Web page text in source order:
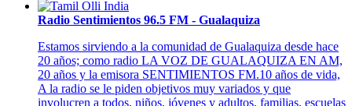
Radio Sentimientos 96.5 FM - Gualaquiza
Estamos sirviendo a la comunidad de Gualaquiza desde hace
20 años; como radio LA VOZ DE GUALAQUIZA EN AM,
20 años y la emisora SENTIMIENTOS FM.10 años de vida,
A la radio se le piden objetivos muy variados y que
involucren a todos. niños, jóvenes y adultos, familias, escuelas